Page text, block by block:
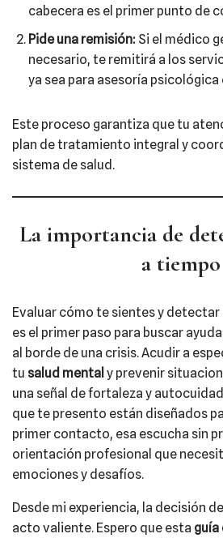
cabecera es el primer punto de
Pide una remisión: Si el médico
necesario, te remitirá a los
ya sea para asesoría
Este proceso garantiza que tu
plan de tratamiento integral y
sistema de salud.
La importancia de
a tiempo
Evaluar cómo te sientes y
es el primer paso para buscar
al borde de una crisis. Acudir a
tu salud mental y prevenir
una señal de fortaleza y
que te presento están diseñados
primer contacto, esa escucha sin
orientación profesional que
emociones y desafíos.
Desde mi experiencia, la decisión
acto valiente. Espero que esta guía